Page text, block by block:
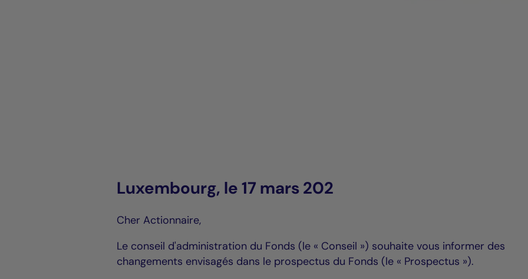
Luxembourg, le 17 mars 202
Cher Actionnaire,
Le conseil d'administration du Fonds (le « Conseil ») souhaite vous informer des
changements envisagés dans le prospectus du Fonds (le « Prospectus »).